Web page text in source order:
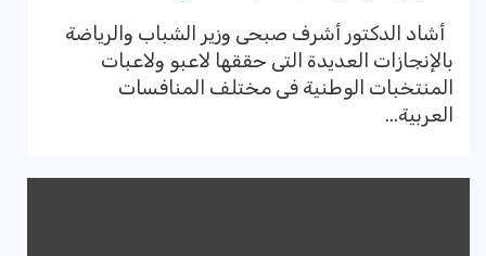
أشاد الدكتور أشرف صبحى وزير الشباب والرياضة
بالإنجازات العديدة التى حققها لاعبو ولاعبات
المنتخبات الوطنية فى مختلف المنافسات
العربية...